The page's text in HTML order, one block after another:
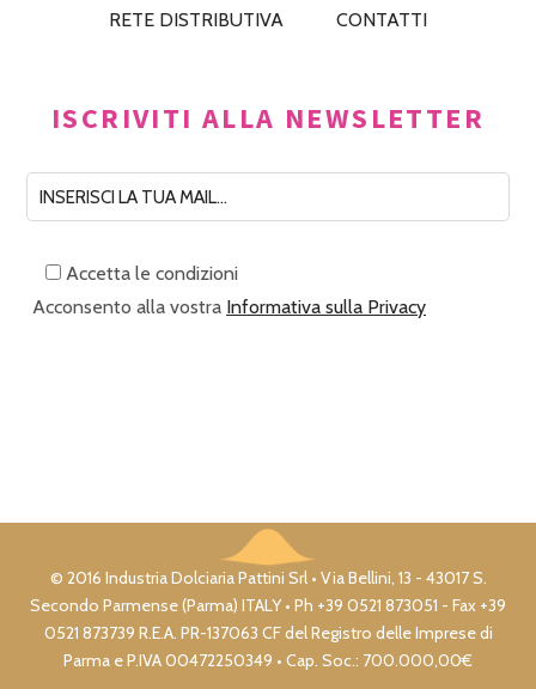
RETE DISTRIBUTIVA
CONTATTI
ISCRIVITI ALLA NEWSLETTER
Accetta le condizioni
Acconsento alla vostra Informativa sulla Privacy
© 2016 Industria Dolciaria Pattini Srl • Via Bellini, 13 - 43017 S.
Secondo Parmense (Parma) ITALY • Ph +39 0521 873051 - Fax +39
0521 873739 R.E.A. PR-137063 CF del Registro delle Imprese di
Parma e P.IVA 00472250349 • Cap. Soc.: 700.000,00€